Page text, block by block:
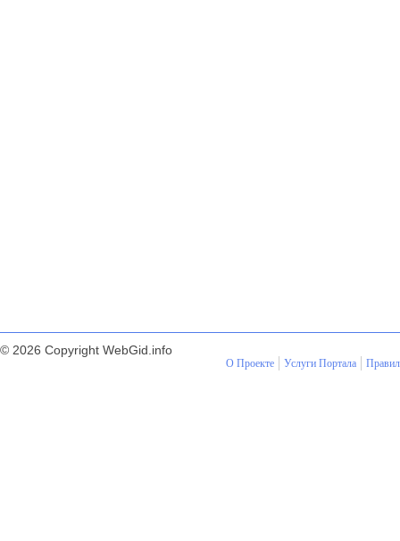
© 2026 Copyright WebGid.info
О Проекте Услуги Портала